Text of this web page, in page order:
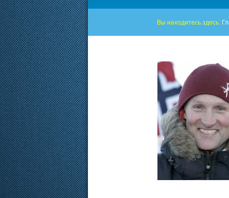
Вы находитесь здесь: